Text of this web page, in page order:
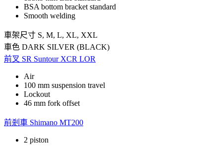
BSA bottom bracket standard
Smooth welding
車架尺寸 S, M, L, XL, XXL
車色 DARK SILVER (BLACK)
前叉 SR Suntour XCR LOR
Air
100 mm suspension travel
Lockout
46 mm fork offset
前剎車 Shimano MT200
2 piston